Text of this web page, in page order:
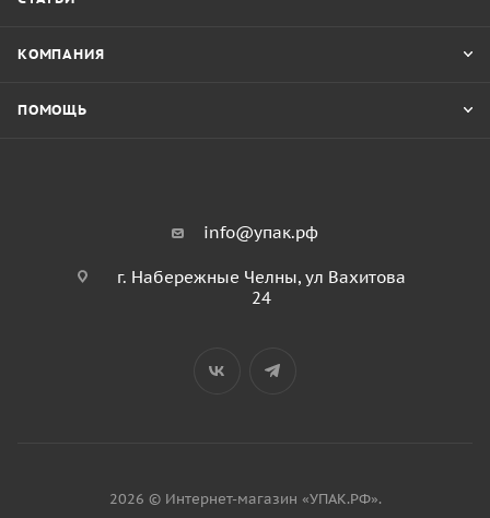
КОМПАНИЯ
ПОМОЩЬ
info@упак.рф
г. Набережные Челны, ул Вахитова
24
2026 © Интернет-магазин «УПАК.РФ».